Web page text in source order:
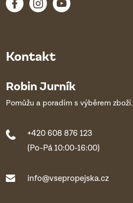
Kontakt
Robin Jurník
Pomůžu a poradím s výběrem zboží.
+420 608 876 123
(Po-Pá 10:00-16:00)
info@vsepropejska.cz